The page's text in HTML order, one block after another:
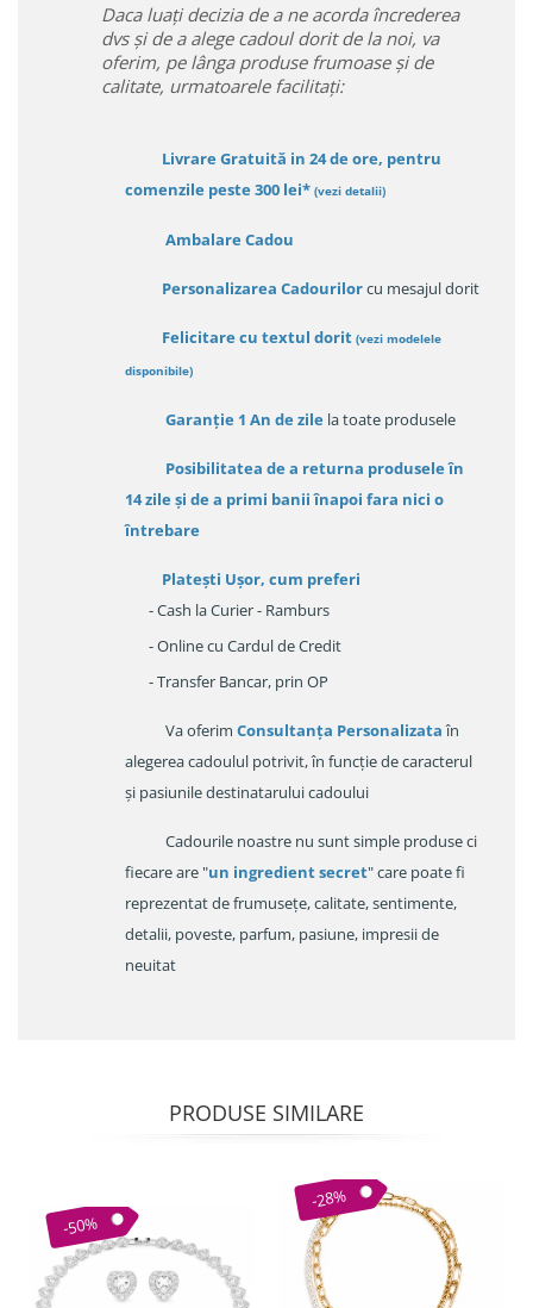
Daca luați decizia de a ne acorda încrederea
dvs și de a alege cadoul dorit de la noi, va
oferim, pe lânga produse frumoase și de
calitate, urmatoarele facilitați:
Livrare Gratuită in 24 de ore, pentru
comenzile peste 300 lei* (vezi detalii)
Ambalare Cadou
Personalizarea Cadourilorcu mesajul dorit
Felicitare cu textul dorit (vezi modelele
disponibile)
Garanție 1 An de zile la toate produsele
Posibilitatea de a returna produsele în
14 zileși de a primi banii înapoi fara nici o
întrebare
Platești Ușor, cum preferi
- Cash la Curier - Ramburs
- Online cu Cardul de Credit
- Transfer Bancar, prin OP
Va oferim Consultanța Personalizataîn
alegerea cadoulul potrivit, în funcție de caracterul
și pasiunile destinatarului cadoului
Cadourile noastre nu sunt simple produse ci
fiecare are "un ingredient secret" care poate fi
reprezentat de frumusețe, calitate, sentimente,
detalii, poveste, parfum, pasiune, impresii de
neuitat
PRODUSE SIMILARE
-50%
-28%